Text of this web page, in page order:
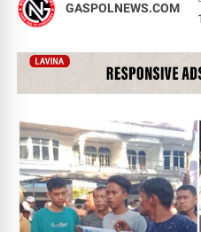
GASPOLNEWS.COM